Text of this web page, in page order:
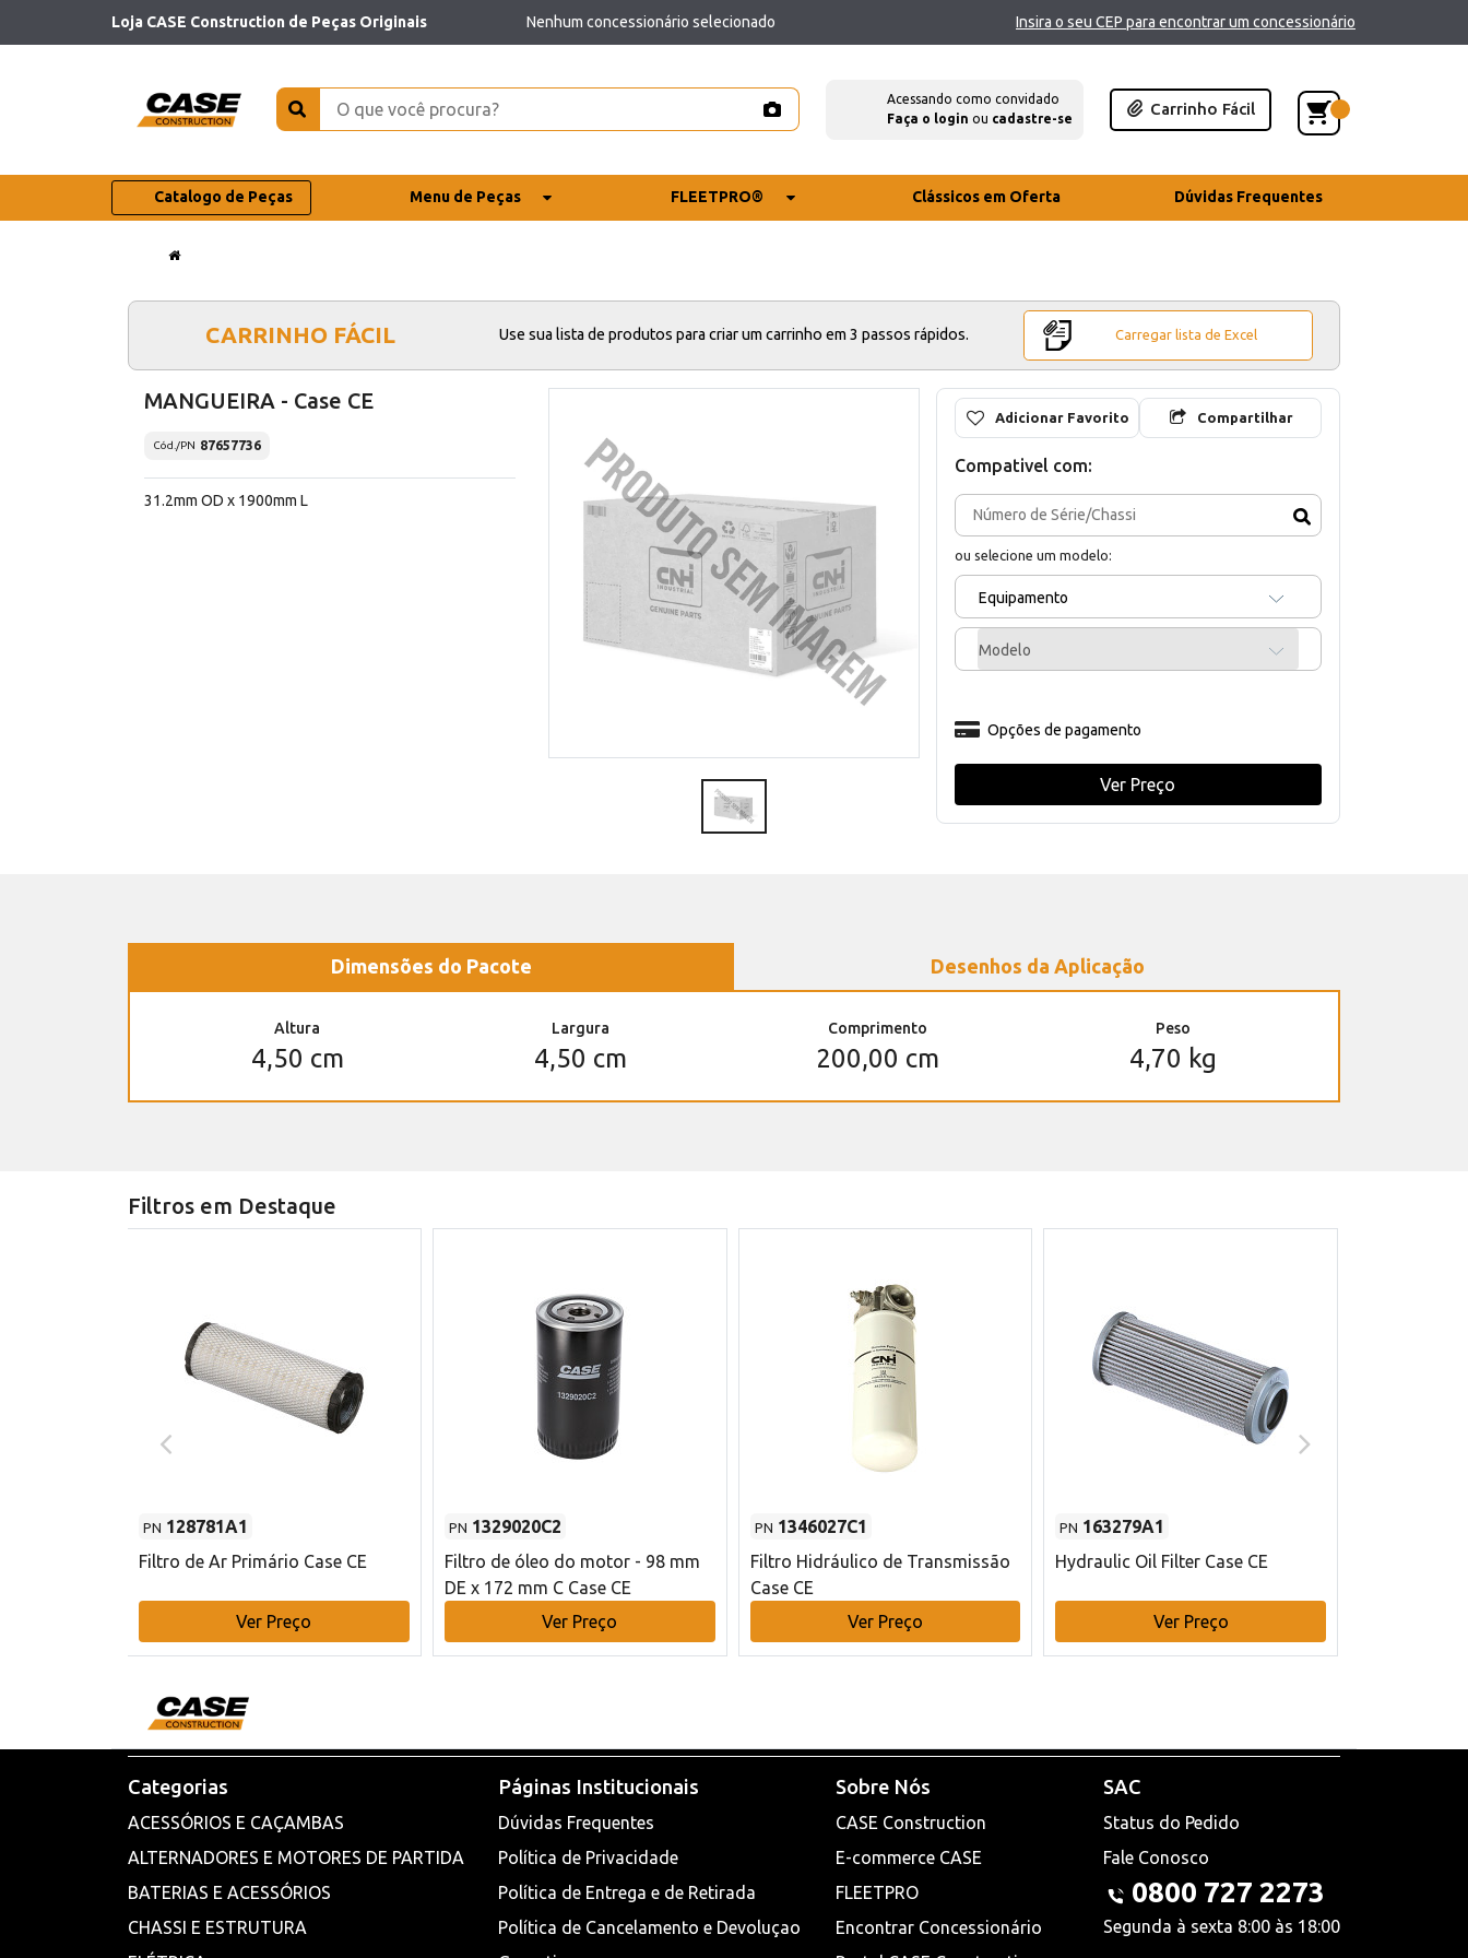
Loja CASE Construction de Peças Originais Nenhum concessionário selecionado Insira o seu CEP para encontrar um concessionário
Acessando como convidado
Faça o login ou cadastre-se
Carrinho Fácil
Catalogo de Peças Menu de Peças FLEETPRO® Clássicos em Oferta Dúvidas Frequentes
CARRINHO FÁCIL Use sua lista de produtos para criar um carrinho em 3 passos rápidos. Carregar lista de Excel
MANGUEIRA - Case CE
Cód./PN 87657736
31.2mm OD x 1900mm L
Adicionar Favorito Compartilhar
Compativel com:
ou selecione um modelo:
Equipamento
Modelo
Opções de pagamento
Ver Preço
Dimensões do Pacote Desenhos da Aplicação
Altura
4,50 cm
Largura
4,50 cm
Comprimento
200,00 cm
Peso
4,70 kg
Filtros em Destaque
PN 128781A1
Filtro de Ar Primário Case CE
Ver Preço
PN 1329020C2
Filtro de óleo do motor - 98 mm
DE x 172 mm C Case CE
Ver Preço
PN 1346027C1
Filtro Hidráulico de Transmissão
Case CE
Ver Preço
PN 163279A1
Hydraulic Oil Filter Case CE
Ver Preço
Categorias
ACESSÓRIOS E CAÇAMBAS
ALTERNADORES E MOTORES DE PARTIDA
BATERIAS E ACESSÓRIOS
CHASSI E ESTRUTURA
Páginas Institucionais
Dúvidas Frequentes
Política de Privacidade
Política de Entrega e de Retirada
Política de Cancelamento e Devoluçao
Sobre Nós
CASE Construction
E-commerce CASE
FLEETPRO
Encontrar Concessionário
SAC
Status do Pedido
Fale Conosco
0800 727 2273
Segunda à sexta 8:00 às 18:00